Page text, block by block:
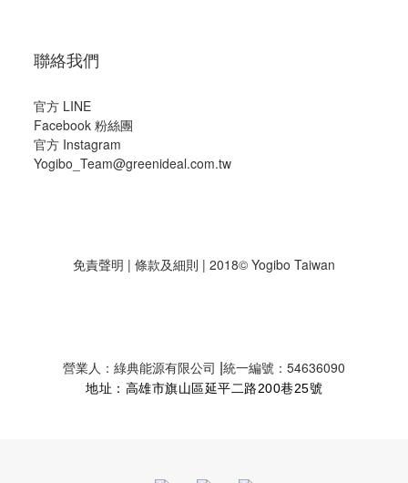
聯絡我們
官方 LINE
Facebook 粉絲團
官方 Instagram
Yogibo_Team@greenideal.com.tw
免責聲明 | 條款及細則 | 2018© Yogibo Taiwan
營業人：綠典能源有限公司 |統一編號：54636090
地址：高雄市旗山區延平二路200巷25號